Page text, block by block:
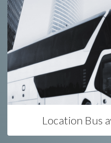
Location Bus